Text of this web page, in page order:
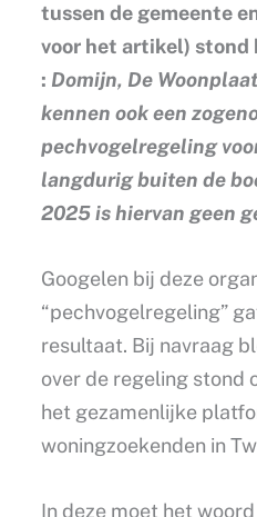
tussen de gemeente
voor het artikel) stond
: Domijn, De
kennen ook een
pechvogelregeling
langdurig buiten de
2025 is hiervan geen
Googelen bij deze
“pechvogelregeling”
resultaat. Bij navraag
over de regeling stond
het gezamenlijke
woningzoekenden in
In deze moet het